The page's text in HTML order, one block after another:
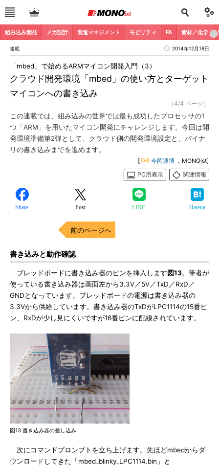
組み込み開発 メカ設計 製造マネジメント モビリティ FA 素材／化学
連載 2014年12月18日
クラウド開発環境「mbed」の使い方とターゲット
マイコンへの書き込み
「mbed」で始めるARMマイコン開発入門（3）
（4/4 ページ）
この連載では、組み込みの世界では最も成功したプロセッサの1
つ「ARM」を用いたマイコン開発にチャレンジします。今回は開
発環境準備第2弾として、クラウド側の開発環境設定と、バイナ
リの書き込みまでを進めます。
[ 今岡通博 ，MONOist]
PC用表示
関連情報
Share Post LINE Hatena
前のページへ
書き込みと動作確認
ブレッドボードに書き込み器のピンを挿入します図13。筆者が
使っている書き込み器は画面左から3.3V／5V／TxD／RxD／
GNDとなっています。ブレッドボードの電源は書き込み器の
3.3Vから供給しています。書き込み器のTxDがLPC1114の15番ピ
ン、RxDが少し見にくいですが16番ピンに配線されています。
図13 書き込み器の差し込み
次にコマンドプロンプトを立ち上げます。先ほどmbedからダ
ウンロードしてきた「mbed_blinky_LPC1114.bin」と